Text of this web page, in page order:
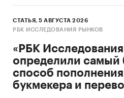
СТАТЬЯ, 5 АВГУСТА 2026
РБК ИССЛЕДОВАНИЯ РЫНКОВ
«РБК
определили самый
способ пополнения
букмекера и